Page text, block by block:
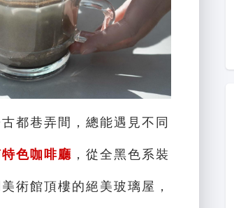
都巷弄間，總能遇見不同
色咖啡廳 ，從全黑色系裝
術館頂樓的絕美玻璃屋，